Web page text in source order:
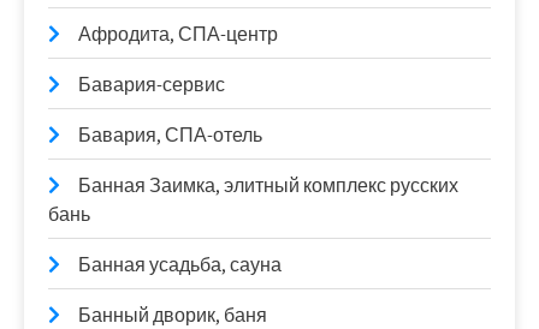
Афродита, СПА-центр
Бавария-сервис
Бавария, СПА-отель
Банная Заимка, элитный комплекс русских
бань
Банная усадьба, сауна
Банный дворик, баня